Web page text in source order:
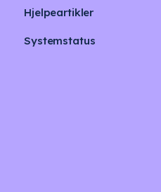
Hjelpeartikler
Systemstatus